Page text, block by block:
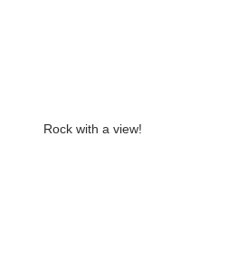
Rock with a view!